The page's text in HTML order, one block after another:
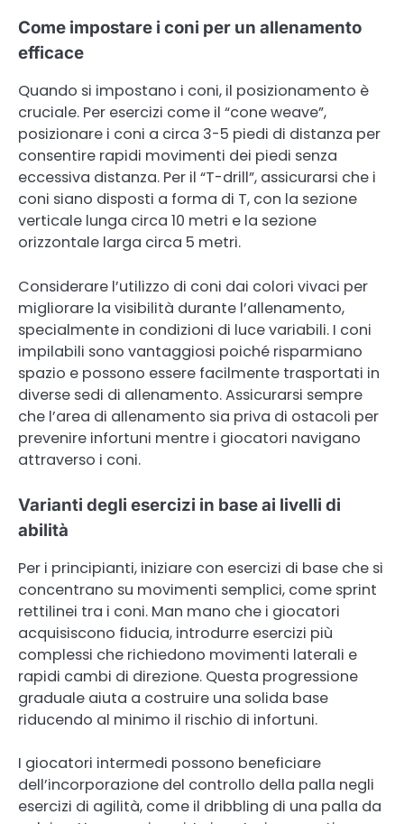
Come impostare i coni per un allenamento
efficace
Quando si impostano i coni, il posizionamento è
cruciale. Per esercizi come il “cone weave”,
posizionare i coni a circa 3-5 piedi di distanza per
consentire rapidi movimenti dei piedi senza
eccessiva distanza. Per il “T-drill”, assicurarsi che i
coni siano disposti a forma di T, con la sezione
verticale lunga circa 10 metri e la sezione
orizzontale larga circa 5 metri.
Considerare l’utilizzo di coni dai colori vivaci per
migliorare la visibilità durante l’allenamento,
specialmente in condizioni di luce variabili. I coni
impilabili sono vantaggiosi poiché risparmiano
spazio e possono essere facilmente trasportati in
diverse sedi di allenamento. Assicurarsi sempre
che l’area di allenamento sia priva di ostacoli per
prevenire infortuni mentre i giocatori navigano
attraverso i coni.
Varianti degli esercizi in base ai livelli di
abilità
Per i principianti, iniziare con esercizi di base che si
concentrano su movimenti semplici, come sprint
rettilinei tra i coni. Man mano che i giocatori
acquisiscono fiducia, introdurre esercizi più
complessi che richiedono movimenti laterali e
rapidi cambi di direzione. Questa progressione
graduale aiuta a costruire una solida base
riducendo al minimo il rischio di infortuni.
I giocatori intermedi possono beneficiare
dell’incorporazione del controllo della palla negli
esercizi di agilità, come il dribbling di una palla da